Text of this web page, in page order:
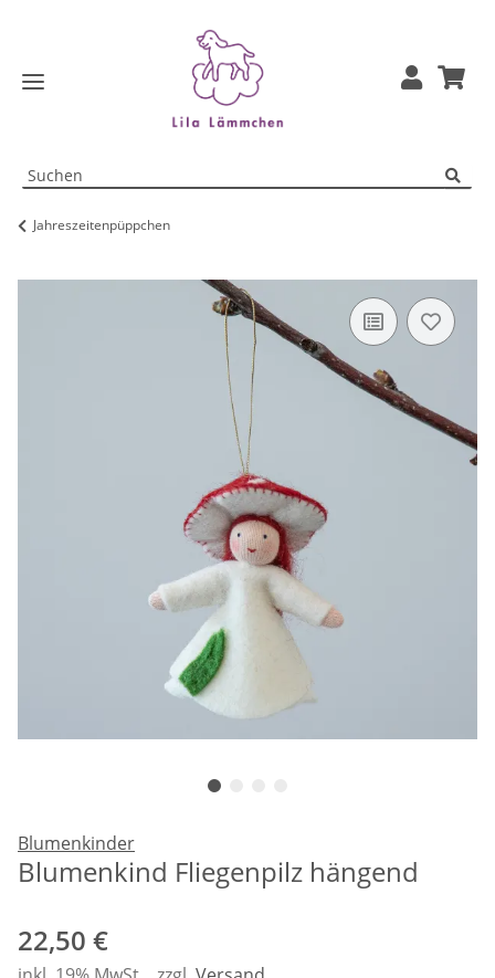
Jahreszeitenpüppchen
Blumenkinder
Blumenkind Fliegenpilz hängend
22,50 €